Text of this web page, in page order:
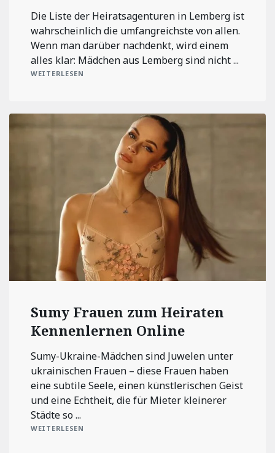
Die Liste der Heiratsagenturen in Lemberg ist
wahrscheinlich die umfangreichste von allen.
Wenn man darüber nachdenkt, wird einem
alles klar: Mädchen aus Lemberg sind nicht ...
WEITERLESEN
Sumy Frauen zum Heiraten
Kennenlernen Online
Sumy-Ukraine-Mädchen sind Juwelen unter
ukrainischen Frauen – diese Frauen haben
eine subtile Seele, einen künstlerischen Geist
und eine Echtheit, die für Mieter kleinerer
Städte so ...
WEITERLESEN